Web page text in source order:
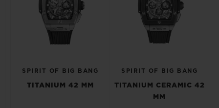
SPIRIT OF BIG BANG
TITANIUM 42 MM
SPIRIT OF BIG BANG
TITANIUM CERAMIC 42
MM